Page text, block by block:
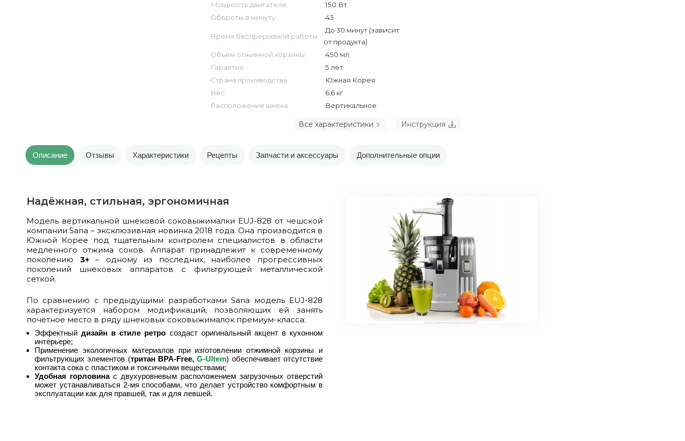
Мощность двигателя
150 Вт
Обороты в минуту
43
Время беспрерывной работы
До 30 минут (зависит
от продукта)
Объём отжимной корзины
450 мл
Гарантия
5 лет
Страна производства
Южная Корея
Вес
6,6 кг
Расположение шнека
Вертикальное
Все характеристики Инструкция
Описание Отзывы Характеристики Рецепты Запчасти и аксессуары Дополнительные опции
Надёжная, стильная, эргономичная
Модель вертикальной шнековой соковыжималки EUJ-828 от чешской
компании Sana – эксклюзивная новинка 2018 года. Она производится в
Южной Корее под тщательным контролем специалистов в области
медленного отжима соков. Аппарат принадлежит к современному
поколению 3+– одному из последних, наиболее прогрессивных
поколений шнековых аппаратов с фильтрующей металлической
сеткой.
По сравнению с предыдущими разработками Sana модель EUJ-828
характеризуется набором модификаций, позволяющих ей занять
почётное место в ряду шнековых соковыжималок премиум-класса:
Эффектныйдизайн в стиле ретро создаст оригинальный акцент в кухонном
интерьере;
Применение экологичных материалов при изготовлении отжимной корзины и
фильтрующих элементов (тритан BPA-Free,G-Ultem) обеспечивает отсутствие
контакта сока с пластиком и токсичными веществами;
Удобная горловинас двухуровневым расположением загрузочных отверстий
может устанавливаться 2-мя способами, что делает устройство комфортным в
эксплуатации как для правшей, так и для левшей.